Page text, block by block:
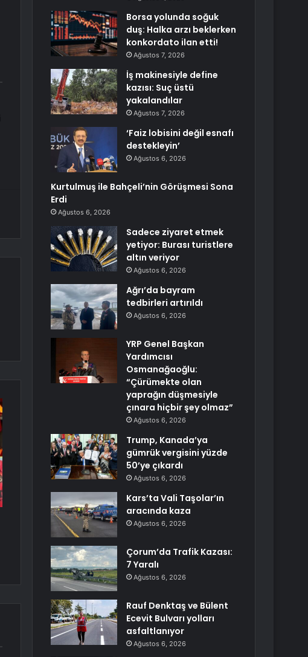
Borsa yolunda soğuk
duş: Halka arzı beklerken
konkordato ilan etti!
Ağustos 7, 2026
İş makinesiyle define
kazısı: Suç üstü
yakalandılar
Ağustos 7, 2026
‘Faiz lobisini değil esnafı
destekleyin’
Ağustos 6, 2026
Kurtulmuş ile Bahçeli’nin Görüşmesi Sona
Erdi
Ağustos 6, 2026
Sadece ziyaret etmek
yetiyor: Burası turistlere
altın veriyor
Ağustos 6, 2026
Ağrı’da bayram
tedbirleri artırıldı
Ağustos 6, 2026
YRP Genel Başkan
Yardımcısı
Osmanağaoğlu:
“Çürümekte olan
yaprağın düşmesiyle
çınara hiçbir şey olmaz”
Ağustos 6, 2026
Trump, Kanada’ya
gümrük vergisini yüzde
50’ye çıkardı
Ağustos 6, 2026
Kars’ta Vali Taşolar’ın
aracında kaza
Ağustos 6, 2026
Çorum’da Trafik Kazası:
7 Yaralı
Ağustos 6, 2026
Rauf Denktaş ve Bülent
Ecevit Bulvarı yolları
asfaltlanıyor
Ağustos 6, 2026